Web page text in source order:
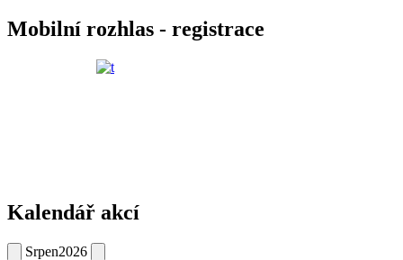
Mobilní rozhlas - registrace
Kalendář akcí
Srpen2026